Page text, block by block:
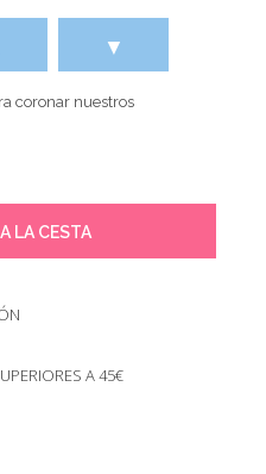
▼
coronar nuestros
LA CESTA
A 45€